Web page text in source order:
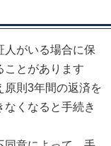
人がいる場合に保
ことがあります
原則3年間の返済を
くなると手続き